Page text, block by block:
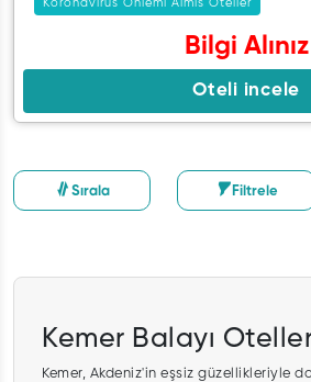
Koronavirüs Önlemi Almis Oteller
Bilgi Alınız
Oteli incele
Sırala Filtrele
Kemer Balayı
Kemer, Akdeniz'in eşsiz güzellikleriyle